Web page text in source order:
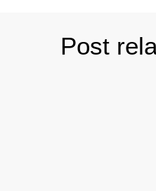
Post